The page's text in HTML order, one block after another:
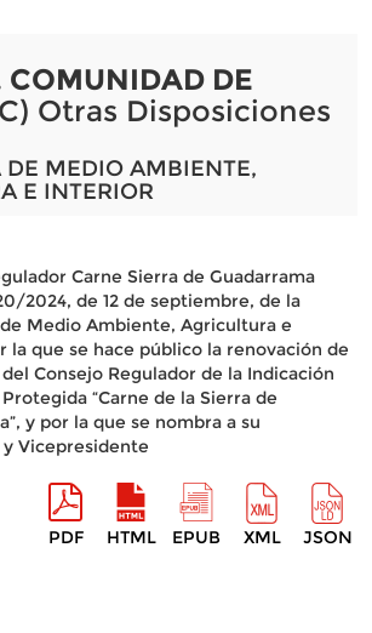
COMUNIDAD DE
Otras Disposiciones
DE MEDIO AMBIENTE,
E INTERIOR
Carne Sierra de Guadarrama
2024, de 12 de septiembre, de la
Medio Ambiente, Agricultura e
la que se hace público la renovación de
Consejo Regulador de la Indicación
“Carne de la Sierra de
y por la que se nombra a su
Vicepresidente
PDF HTML EPUB XML JSON